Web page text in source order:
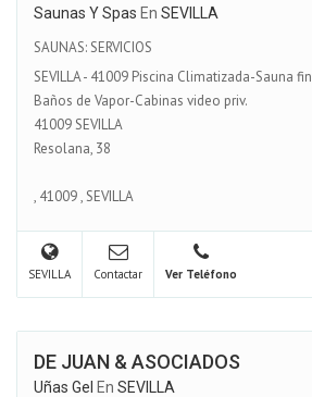
Saunas Y Spas En SEVILLA
SAUNAS: SERVICIOS
SEVILLA - 41009 Piscina Climatizada-Sauna
Baños de Vapor-Cabinas video priv.
41009 SEVILLA
Resolana, 38
, 41009,SEVILLA
SEVILLA Contactar Ver Teléfono
DE JUAN & ASOCIADOS
Uñas Gel En SEVILLA